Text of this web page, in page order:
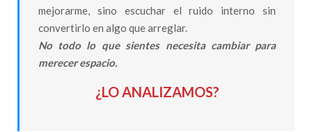
mejorarme, sino escuchar el ruido interno sin
convertirlo en algo que arreglar.
No todo lo que sientes necesita cambiar para
merecer espacio.
¿LO ANALIZAMOS?